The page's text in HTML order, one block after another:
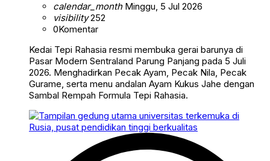
calendar_monthMinggu, 5 Jul 2026
visibility252
0Komentar
Kedai Tepi Rahasia resmi membuka gerai barunya di
Pasar Modern Sentraland Parung Panjang pada 5 Juli
2026. Menghadirkan Pecak Ayam, Pecak Nila, Pecak
Gurame, serta menu andalan Ayam Kukus Jahe dengan
Sambal Rempah Formula Tepi Rahasia.